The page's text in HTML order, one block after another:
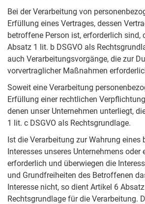
Bei der Verarbeitung von
Erfüllung eines Vertrages, dessen
betroffene Person ist, erforderlich sind,
Absatz 1 lit. b DSGVO als
auch Verarbeitungsvorgänge, die zur
vorvertraglicher Maßnahmen
Soweit eine Verarbeitung
Erfüllung einer rechtlichen
denen unser Unternehmen unterliegt,
1 lit. c DSGVO als Rechtsgrundlage.
Ist die Verarbeitung zur Wahrung eines
Interesses unseres Unternehmens oder
erforderlich und überwiegen die
und Grundfreiheiten des Betroffenen
Interesse nicht, so dient Artikel 6
Rechtsgrundlage für die Verarbeitung.